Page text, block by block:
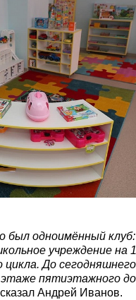
одноимённый
учреждение
До
пятиэтажного
Андрей Иванов.